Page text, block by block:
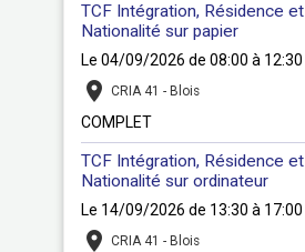
TCF Intégration, Résidence et
Nationalité sur papier
Le 04/09/2026 de 08:00 à 12:30
CRIA 41 - Blois
COMPLET
TCF Intégration, Résidence et
Nationalité sur ordinateur
Le 14/09/2026 de 13:30 à 17:00
CRIA 41 - Blois